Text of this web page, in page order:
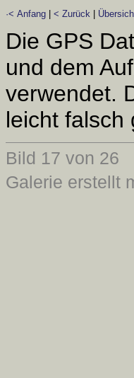
·< Anfang < Zurück
Die GPS
und dem
verwendet.
leicht falsch
Bild 17 von 26
Galerie erstellt